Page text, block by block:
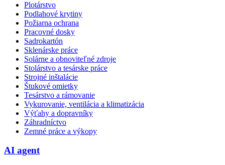
Plotárstvo
Podlahové krytiny
Požiarna ochrana
Pracovné dosky
Sadrokartón
Sklenárske práce
Solárne a obnoviteľné zdroje
Stolárstvo a tesárske práce
Strojné inštalácie
Štukové omietky
Tesárstvo a rámovanie
Vykurovanie, ventilácia a klimatizácia
Výťahy a dopravníky
Záhradníctvo
Zemné práce a výkopy
AI agent